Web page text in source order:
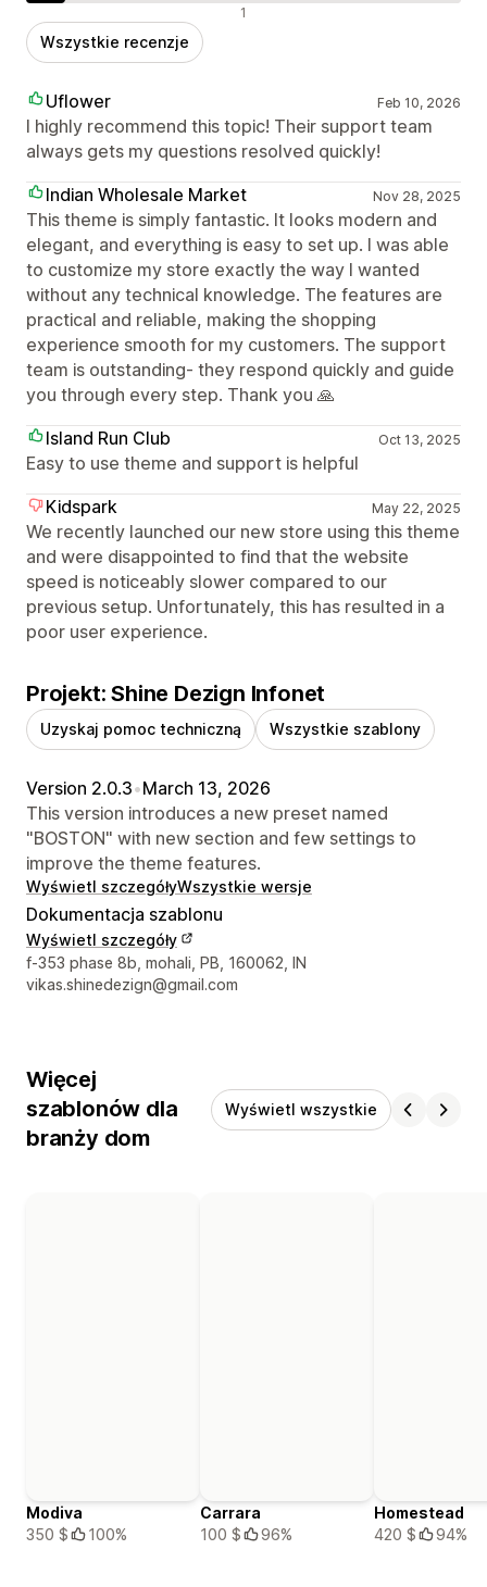
1
Wszystkie recenzje
Uflower Feb 10, 2026
I highly recommend this topic! Their support team
always gets my questions resolved quickly!
Indian Wholesale Market
Nov 28, 2025
This theme is simply fantastic. It looks modern and
elegant, and everything is easy to set up. I was able
to customize my store exactly the way I wanted
without any technical knowledge. The features are
practical and reliable, making the shopping
experience smooth for my customers. The support
team is outstanding- they respond quickly and guide
you through every step. Thank you 🙏
Island Run Club
Oct 13, 2025
Easy to use theme and support is helpful
Kidspark
May 22, 2025
We recently launched our new store using this theme
and were disappointed to find that the website
speed is noticeably slower compared to our
previous setup. Unfortunately, this has resulted in a
poor user experience.
Projekt: Shine Dezign Infonet
Uzyskaj pomoc techniczną Wszystkie szablony
Version 2.0.3•March 13, 2026
This version introduces a new preset named
"BOSTON" with new section and few settings to
improve the theme features.
Wyświetl szczegółyWszystkie wersje
Dokumentacja szablonu
Wyświetl szczegóły
Dane kontaktowe projektanta
f-353 phase 8b, mohali, PB, 160062, IN
vikas.shinedezign@gmail.com
Więcej
szablonów dla
branży dom
Wyświetl wszystkie
Modiva
350 $
100%
Carrara
100 $
96%
Homestead
420 $
94%